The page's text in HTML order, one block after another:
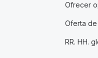
Ofrecer
Oferta de
RR. HH.